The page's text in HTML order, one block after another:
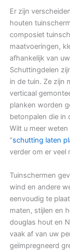
Er zijn
houten
composiet
maatvoeringen,
afhankelijk van
Schuttingdelen
in de tuin. Ze zijn
verticaal
planken worden
betonpalen die in
Wilt u meer
“schutting laten
verder om er veel
Tuinschermen
wind en andere
eenvoudig te
maten, stijlen en
douglas hout en
vaak af van uw
geïmpregneerd